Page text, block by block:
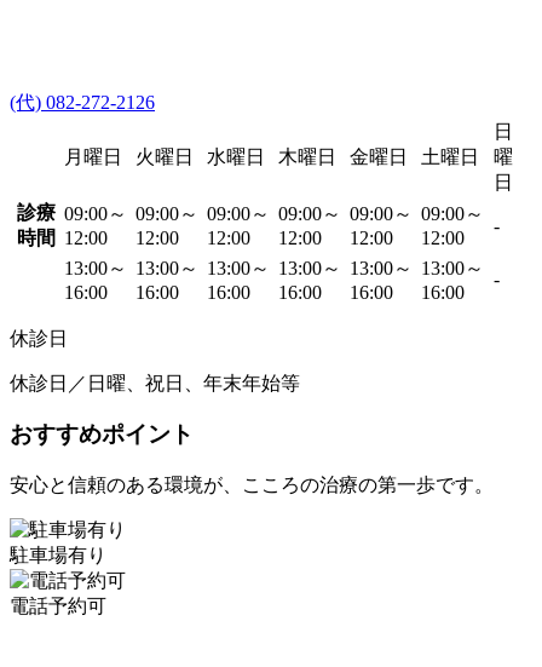
(代) 082-272-2126
月曜日 火曜日 水曜日 木曜日 金曜日 土曜日
日
曜
日
診療
時間
09:00～
12:00
09:00～
12:00
09:00～
12:00
09:00～
12:00
09:00～
12:00
09:00～
12:00
-
13:00～
16:00
13:00～
16:00
13:00～
16:00
13:00～
16:00
13:00～
16:00
13:00～
16:00
-
休診日
休診日／日曜、祝日、年末年始等
おすすめポイント
安心と信頼のある環境が、こころの治療の第一歩です。
駐車場有り
電話予約可